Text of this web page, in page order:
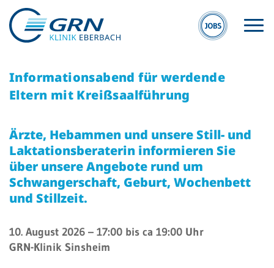
GRN
Der Verbund
Medizinische
Medizinische
Themenseiten
Informationsabend für werdende
Eltern mit Kreißsaalführung
Ärzte, Hebammen und unsere Still- und
Laktationsberaterin informieren Sie
über unsere Angebote rund um
Schwangerschaft, Geburt, Wochenbett
und Stillzeit.
10. August 2026 – 17:00 bis ca 19:00 Uhr
GRN-Klinik Sinsheim